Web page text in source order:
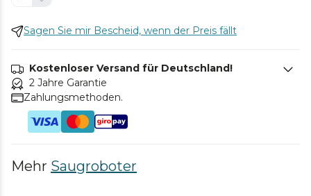
Sagen Sie mir Bescheid, wenn der Preis fällt
Kostenloser Versand für Deutschland!
2 Jahre Garantie
Zahlungsmethoden.
Mehr Saugroboter